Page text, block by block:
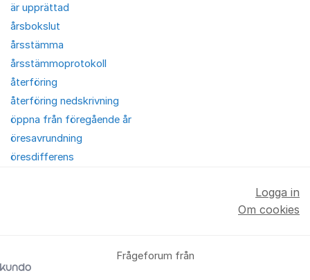
är upprättad
årsbokslut
årsstämma
årsstämmoprotokoll
återföring
återföring nedskrivning
öppna från föregående år
öresavrundning
öresdifferens
Frågeforum från
Logga in
Om cookies